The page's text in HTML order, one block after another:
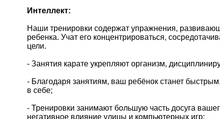
Интеллект:
Наши тренировки содержат упражнения,
ребенка. Учат его концентрироваться,
цели.
- Занятия карате укрепляют организм,
- Благодаря занятиям, ваш ребёнок станет
в себе;
- Тренировки занимают большую часть досуга
негативное влияние улицы и компьютерных игр;